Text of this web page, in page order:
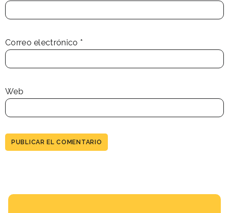
Correo electrónico *
Web